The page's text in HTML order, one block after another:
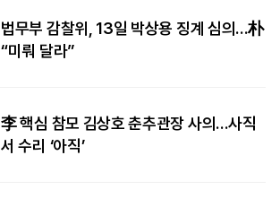
법무부 감찰위, 13일 박상용 징계 심의…朴
“미뤄 달라”
李 핵심 참모 김상호 춘추관장 사의…사직
서 수리 ‘아직’